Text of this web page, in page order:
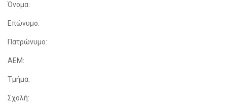
Όνομα:
Επώνυμο:
Πατρώνυμο:
ΑΕΜ:
Τμήμα:
Σχολή: